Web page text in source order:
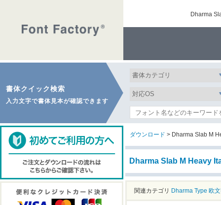
Dharma
書体クイック検索
入力文字で書体見本が確認できます
ダウンロード > Dharma Slab M
Dharma Slab M Heavy
関連カテゴリ Dharma Type 欧